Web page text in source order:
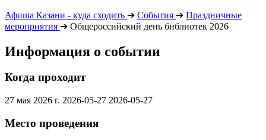
Афиша Казани - куда сходить ➔ События ➔ Праздничные
мероприятия ➔ Общероссийский день библиотек 2026
Информация о событии
Когда проходит
27 мая 2026 г. 2026-05-27 2026-05-27
Место проведения